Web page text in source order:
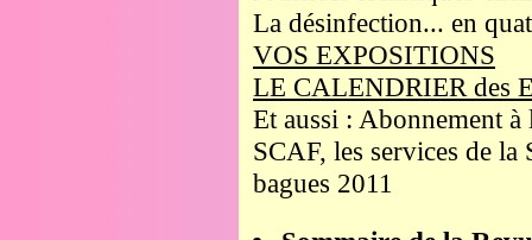
La désinfection... en
VOS EXPOSITIONS
LE CALENDRIER des
Et aussi : Abonnement
SCAF, les services de la
bagues 2011